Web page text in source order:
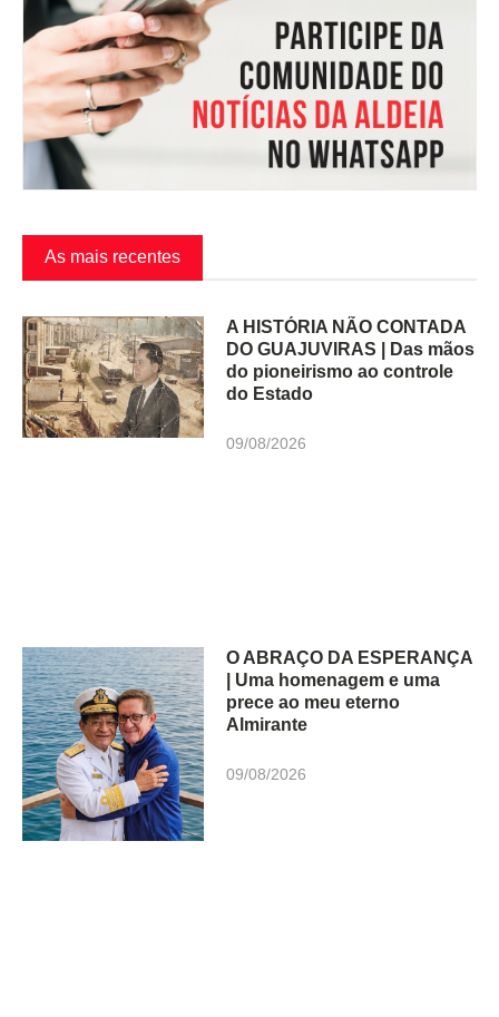
As mais recentes
A HISTÓRIA NÃO CONTADA
DO GUAJUVIRAS | Das mãos
do pioneirismo ao controle
do Estado
09/08/2026
O ABRAÇO DA ESPERANÇA
| Uma homenagem e uma
prece ao meu eterno
Almirante
09/08/2026